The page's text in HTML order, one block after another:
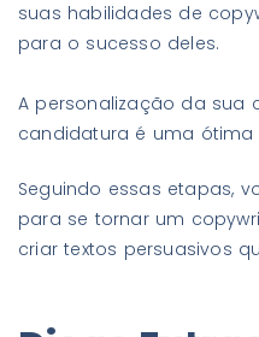
suas habilidades de
para o sucesso deles.
A personalização da sua
candidatura é uma
Seguindo essas etapas,
para se tornar um
criar textos persuasivos